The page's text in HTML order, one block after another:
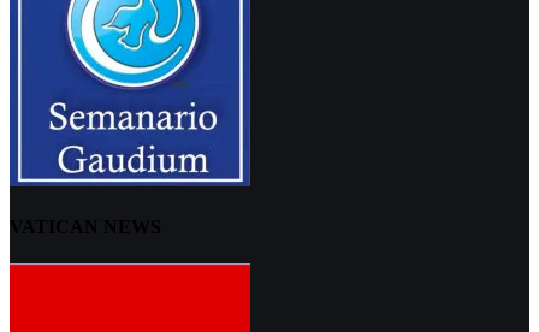
VATICAN NEWS